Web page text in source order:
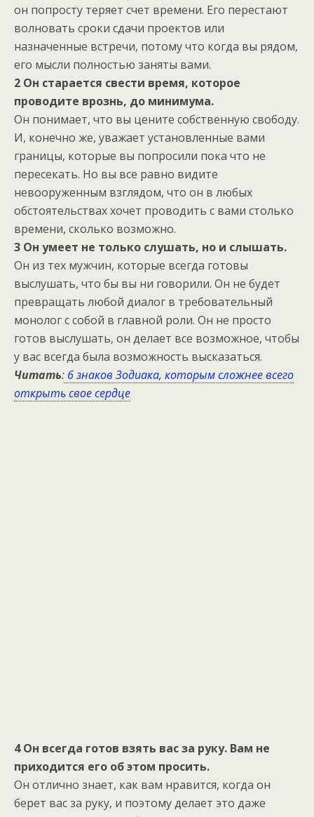
он попросту теряет счет времени. Его перестают
волновать сроки сдачи проектов или
назначенные встречи, потому что когда вы рядом,
его мысли полностью заняты вами.
2 Он старается свести время, которое
проводите врознь, до минимума.
Он понимает, что вы цените собственную свободу.
И, конечно же, уважает установленные вами
границы, которые вы попросили пока что не
пересекать. Но вы все равно видите
невооруженным взглядом, что он в любых
обстоятельствах хочет проводить с вами столько
времени, сколько возможно.
3 Он умеет не только слушать, но и слышать.
Он из тех мужчин, которые всегда готовы
выслушать, что бы вы ни говорили. Он не будет
превращать любой диалог в требовательный
монолог с собой в главной роли. Он не просто
готов выслушать, он делает все возможное, чтобы
у вас всегда была возможность высказаться.
Читать: 6 знаков Зодиака, которым сложнее всего
открыть свое сердце
4 Он всегда готов взять вас за руку. Вам не
приходится его об этом просить.
Он отлично знает, как вам нравится, когда он
берет вас за руку, и поэтому делает это даже